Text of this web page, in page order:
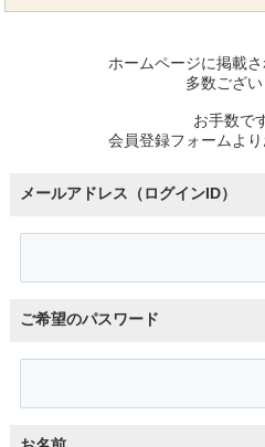
ホームページに掲載
多数ござい
お手数で
会員登録フォームより
メールアドレス（ログインID）
ご希望のパスワード